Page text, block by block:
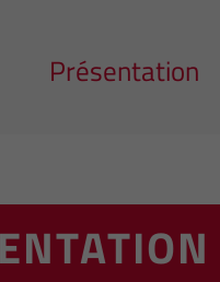
Présentation